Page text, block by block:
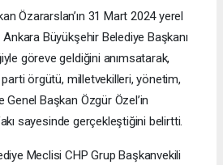
Özararslan’ın 31 Mart 2024 yerel
Büyükşehir Belediye Başkanı
göreve geldiğini anımsatarak,
örgütü, milletvekilleri, yönetim,
Başkan Özgür Özel’in
sayesinde gerçekleştiğini belirtti.
Meclisi CHP Grup Başkanvekili